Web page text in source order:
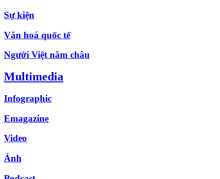
Sự kiện
Văn hoá quốc tế
Người Việt năm châu
Multimedia
Infographic
Emagazine
Video
Ảnh